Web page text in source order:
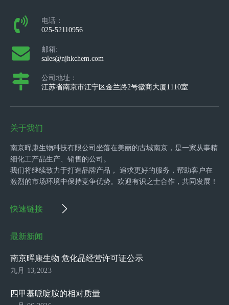
电话：
025-52110956
邮箱:
sales@njhkchem.com
公司地址：
江苏省南京市江宁区金兰路2号徽商大厦1110室
关于我们
南京晖康生物科技有限公司坐落在美丽的古城南京，是一家从事精
细化工产品生产、销售的公司。
我们将继续致力于打造品牌产品， 追求更好的服务，帮助客户在
激烈的市场环境中保持竞争优势。欢迎有识之士合作，共同发展！
快速链接
最新新闻
南京晖康生物 危化品经营许可证公示
九月 13,2023
四甲基哌啶胺的相对质量